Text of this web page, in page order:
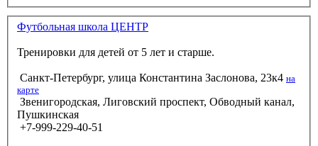
Футбольная школа ЦЕНТР
Тренировки для детей от 5 лет и старше.
Санкт-Петербург, улица Константина Заслонова, 23к4 на
карте
Звенигородская, Лиговский проспект, Обводный канал,
Пушкинская
+7-999-229-40-51